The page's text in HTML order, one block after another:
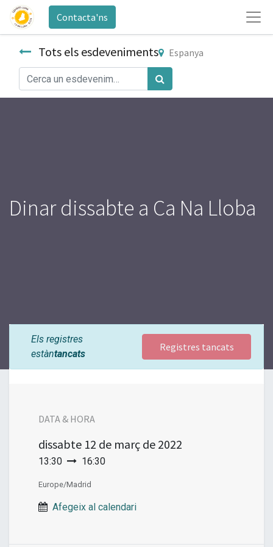
Contacta'ns
Tots els esdeveniments Espanya
Dinar dissabte a Ca Na Lloba
Els registres
estàntancats
Registres tancats
DATA & HORA
dissabte 12 de març de 2022
13:30 16:30
Europe/Madrid
Afegeix al calendari